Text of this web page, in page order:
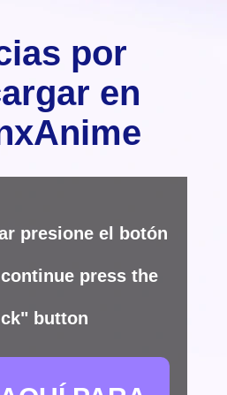
por
en
presione el botón
press the
button